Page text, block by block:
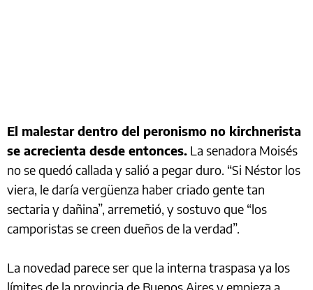
El malestar dentro del peronismo no kirchnerista
se acrecienta desde entonces. La senadora Moisés
no se quedó callada y salió a pegar duro. “Si Néstor los
viera, le daría vergüenza haber criado gente tan
sectaria y dañina”, arremetió, y sostuvo que “los
camporistas se creen dueños de la verdad”.
La novedad parece ser que la interna traspasa ya los